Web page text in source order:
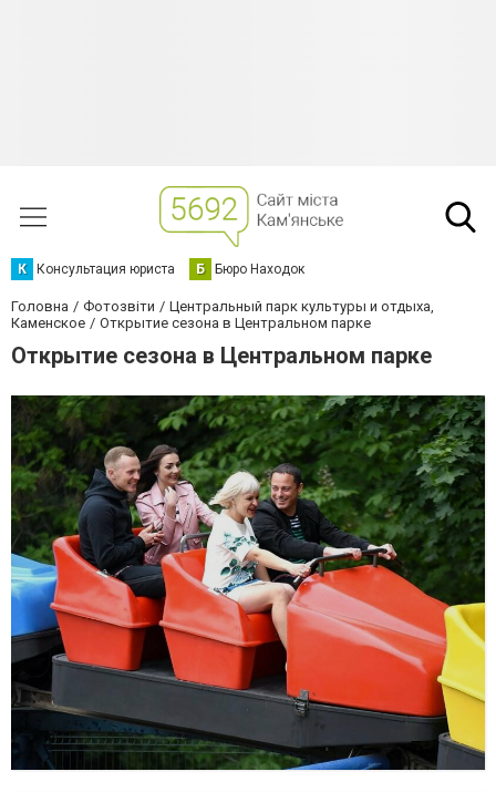
К Консультация юриста Б Бюро Находок
Головна Фотозвіти
Центральный парк культуры и отдыха,
Каменское
Открытие сезона в Центральном парке
Открытие сезона в Центральном парке